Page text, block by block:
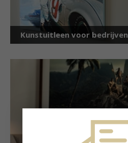
Kunstuitleen voor bedrijven